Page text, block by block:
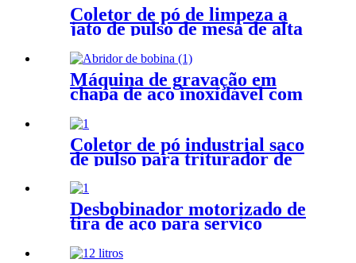
Coletor de pó de limpeza a
jato de pulso de mesa de alta
eficiência
Máquina de gravação em
chapa de aço inoxidável com
desbobinamento de bobina
Coletor de pó industrial saco
de pulso para triturador de
pedra
Desbobinador motorizado de
tira de aço para serviço